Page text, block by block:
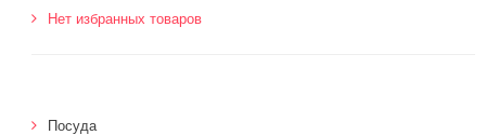
Нет избранных товаров
Посуда